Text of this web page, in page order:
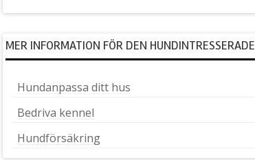
MER INFORMATION FÖR DEN HUNDINTRESSERADE
Hundanpassa ditt hus
Bedriva kennel
Hundförsäkring